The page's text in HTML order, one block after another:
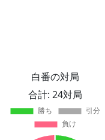
白番の対局
合計: 24対局